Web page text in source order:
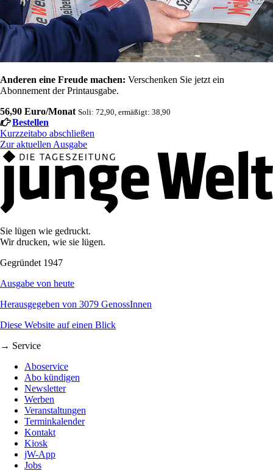
Anderen eine Freude machen: Verschenken Sie jetzt ein
Abonnement der Printausgabe.
56,90 Euro/Monat Soli: 72,90, ermäßigt: 38,90
Bestellen
Kurzzeitabo abschließen
Zur aktuellen Ausgabe
Sie lügen wie gedruckt.
Wir drucken, wie sie lügen.
Gegründet 1947
Ausgabe von heute
Herausgegeben von 3079 GenossInnen
Diese Website auf einen Blick
→ Service
Aboservice
Abo kündigen
Newsletter
Werben
Veranstaltungen
Terminkalender
Kontakt
Kiosk
jW-App
Jobs